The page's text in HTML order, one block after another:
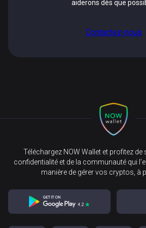
aiderons dès que
Contactez-nous
Téléchargez NOW Wallet et profitez
confidentialité et de la communauté qui
manière de gérer vos cryptos, à